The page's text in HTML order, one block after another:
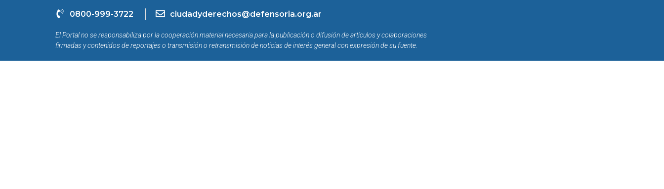
0800-999-3722 ciudadyderechos@defensoria.org.ar
El Portal no se responsabiliza por la cooperación material necesaria para la publicación o difusión de artículos y colaboraciones
firmadas y contenidos de reportajes o transmisión o retransmisión de noticias de interés general con expresión de su fuente.